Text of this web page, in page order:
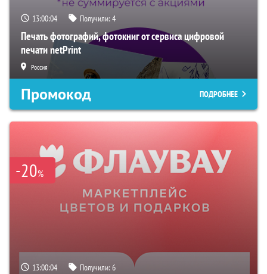
13:00:02 Получили:4
Печать фотографий, фотокниг от сервиса цифровой
печати netPrint
Россия
Промокод ПОДРОБНЕЕ
-20%
13:00:02 Получили:6